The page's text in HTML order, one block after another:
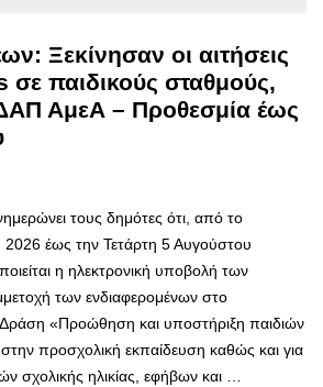
Ξεκίνησαν οι αιτήσεις
σε παιδικούς σταθμούς,
ΑμεΑ – Προθεσμία έως
τους δημότες ότι, από το
2026 έως την Τετάρτη 5 Αυγούστου
η ηλεκτρονική υποβολή των
των ενδιαφερομένων στο
«Προώθηση και υποστήριξη παιδιών
στην προσχολική εκπαίδευση καθώς και για
σχολικής ηλικίας, εφήβων και …